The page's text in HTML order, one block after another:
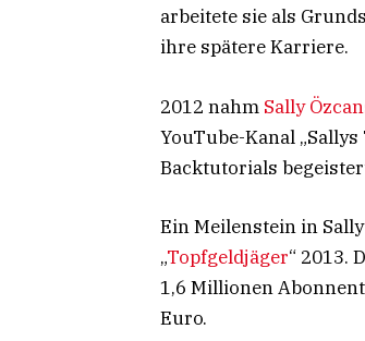
arbeitete sie als
ihre spätere Karriere.
2012 nahm Sally
YouTube-Kanal
Backtutorials
Ein Meilenstein in
„Topfgeldjäger“ 2013.
1,6 Millionen
Euro.